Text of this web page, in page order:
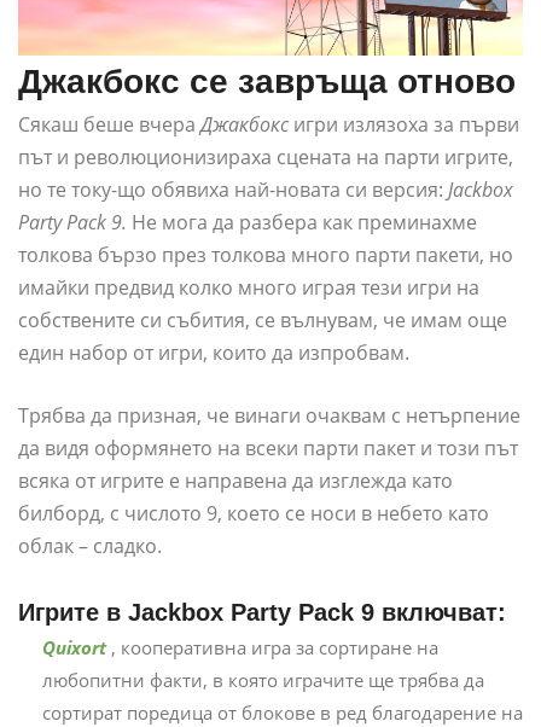
Джакбокс се завръща отново
Сякаш беше вчераДжакбокс игри излязоха за първи
път и революционизираха сцената на парти игрите,
но те току-що обявиха най-новата си версия: Jackbox
Party Pack 9. Не мога да разбера как преминахме
толкова бързо през толкова много парти пакети, но
имайки предвид колко много играя тези игри на
собствените си събития, се вълнувам, че имам още
един набор от игри, които да изпробвам.
Трябва да призная, че винаги очаквам с нетърпение
да видя оформянето на всеки парти пакет и този път
всяка от игрите е направена да изглежда като
билборд, с числото 9, което се носи в небето като
облак – сладко.
Игрите в Jackbox Party Pack 9 включват:
Quixort , кооперативна игра за сортиране на
любопитни факти, в която играчите ще трябва да
сортират поредица от блокове в ред благодарение на